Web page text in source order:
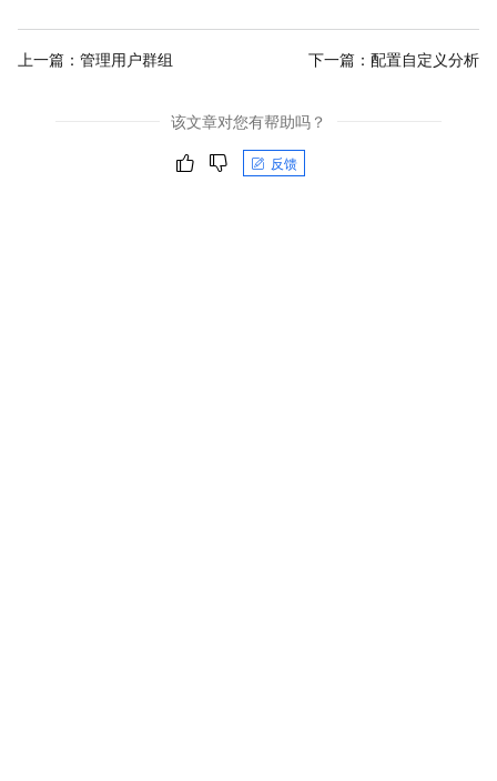
上一篇： 管理用户群组 下一篇： 配置自定义分析
该文章对您有帮助吗？
反馈